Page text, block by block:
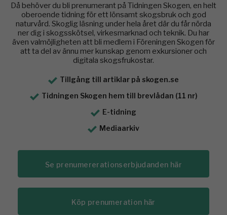
Då behöver du bli prenumerant på Tidningen Skogen, en helt
oberoende tidning för ett lönsamt skogsbruk och god
naturvård. Skoglig läsning under hela året där du får nörda
ner dig i skogsskötsel, virkesmarknad och teknik. Du har
även valmöjligheten att bli medlem i Föreningen Skogen för
att ta del av ännu mer kunskap genom exkursioner och
digitala skogsfrukostar.
Tillgång till artiklar på skogen.se
Tidningen Skogen hem till brevlådan (11 nr)
E-tidning
Mediaarkiv
Se prenumererationserbjudanden här
Köp prenumeration här